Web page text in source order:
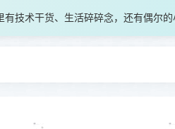
有技术干货、生活碎碎念，还有偶尔